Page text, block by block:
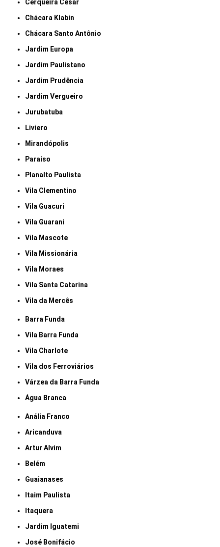
Cerqueira César
Chácara Klabin
Chácara Santo Antônio
Jardim Europa
Jardim Paulistano
Jardim Prudência
Jardim Vergueiro
Jurubatuba
Liviero
Mirandópolis
Paraiso
Planalto Paulista
Vila Clementino
Vila Guacuri
Vila Guarani
Vila Mascote
Vila Missionária
Vila Moraes
Vila Santa Catarina
Vila da Mercês
Barra Funda
Vila Barra Funda
Vila Charlote
Vila dos Ferroviários
Várzea da Barra Funda
Água Branca
Anália Franco
Aricanduva
Artur Alvim
Belém
Guaianases
Itaim Paulista
Itaquera
Jardim Iguatemi
José Bonifácio